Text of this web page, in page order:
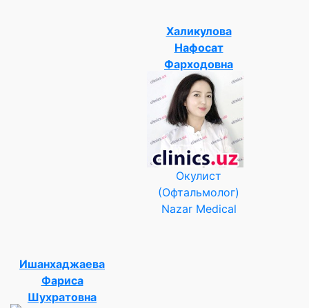
Халикулова
Нафосат
Фарходовна
Окулист
(Офтальмолог)
Nazar Medical
Ишанхаджаева
Фариса
Шухратовна